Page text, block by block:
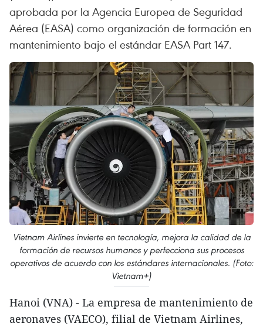
aprobada por la Agencia Europea de Seguridad
Aérea (EASA) como organización de formación en
mantenimiento bajo el estándar EASA Part 147.
Vietnam Airlines invierte en tecnología, mejora la calidad de la
formación de recursos humanos y perfecciona sus procesos
operativos de acuerdo con los estándares internacionales. (Foto:
Vietnam+)
Hanoi (VNA) - La empresa de mantenimiento de
aeronaves (VAECO), filial de Vietnam Airlines,